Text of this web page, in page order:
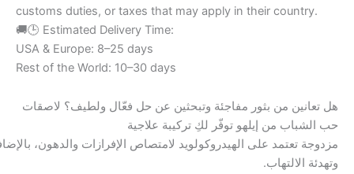
customs duties, or taxes that may apply in their country.
🚚🕒 Estimated Delivery Time:
USA & Europe: 8–25 days
Rest of the World: 10–30 days
هل تعانين من بثور مفاجئة وتبحثين عن حل فعّال ولطيف؟ لاصقات
حب الشباب من إيلهو توفّر لكِ تركيبة علاجية
مزدوجة تعتمد على الهيدروكولويد لامتصاص الإفرازات والدهون،
وتهدئة الالتهاب.